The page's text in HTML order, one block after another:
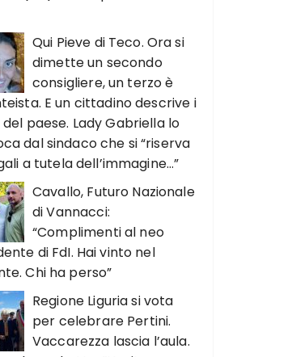
Qui Pieve di Teco. Ora si
dimette un secondo
consigliere, un terzo è
E un cittadino descrive i
del paese. Lady Gabriella lo
dal sindaco che si “riserva
a tutela dell’immagine…”
Cavallo, Futuro Nazionale
di Vannacci:
“Complimenti al neo
di FdI. Hai vinto nel
Chi ha perso”
Regione Liguria si vota
per celebrare Pertini.
Vaccarezza lascia l’aula.